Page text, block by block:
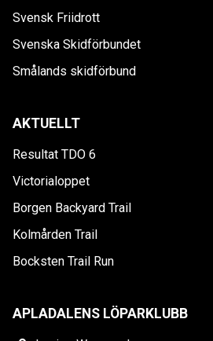
Svensk Friidrott
Svenska Skidförbundet
Smålands skidförbund
AKTUELLT
Resultat TDO 6
Victorialoppet
Borgen Backyard Trail
Kolmården Trail
Bocksten Trail Run
APLADALENS LÖPARKLUBB